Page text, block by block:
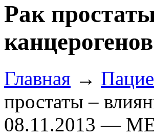
Рак
канцерогенов
Главная →
простаты –
08.11.2013 —